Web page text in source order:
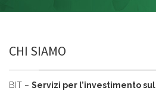
CHI SIAMO
BIT – Servizi per l’investimento